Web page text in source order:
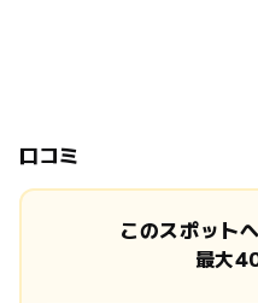
口コミ
このスポット
最大